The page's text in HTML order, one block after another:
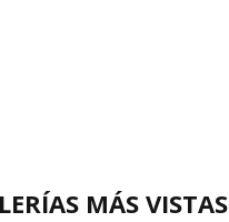
MÁS VISTAS